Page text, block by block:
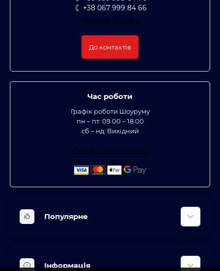
+38 067 999 84 66
Передзвоніть мені
До контактів
Час роботи
Графік роботи Шоуруму
пн – пт: 09 00 – 18 00
сб – нд: Вихідний
office@bt-coffee.com.ua
Популярне
Кліматична техніка
Інформація